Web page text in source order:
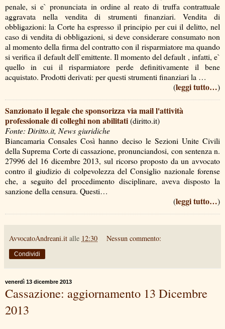
penale, si e` pronunciata in ordine al reato di truffa contrattuale
aggravata nella vendita di strumenti finanziari. Vendita di
obbligazioni: la Corte ha espresso il principio per cui il delitto, nel
caso di vendita di obbligazioni, si deve considerare consumato non
al momento della firma del contratto con il risparmiatore ma quando
si verifica il default dell`emittente. Il momento del default , infatti, e`
quello in cui il risparmiatore perde definitivamente il bene
acquistato. Prodotti derivati: per questi strumenti finanziari la …
(leggi tutto…)
Sanzionato il legale che sponsorizza via mail l'attività
professionale di colleghi non abilitati(diritto.it)
Fonte: Diritto.it, News giuridiche
Biancamaria Consales Così hanno deciso le Sezioni Unite Civili
della Suprema Corte di cassazione, pronunciandosi, con sentenza n.
27996 del 16 dicembre 2013, sul ricorso proposto da un avvocato
contro il giudizio di colpevolezza del Consiglio nazionale forense
che, a seguito del procedimento disciplinare, aveva disposto la
sanzione della censura. Questi…
(leggi tutto…)
AvvocatoAndreani.it alle 12:30 Nessun commento:
Condividi
venerdì 13 dicembre 2013
Cassazione: aggiornamento 13 Dicembre
2013